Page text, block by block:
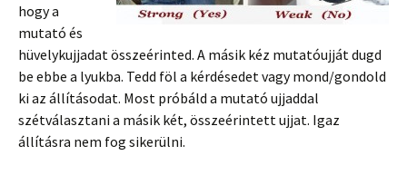
hogy a
mutató és
hüvelykujjadat összeérinted. A másik kéz mutatóujját dugd
be ebbe a lyukba. Tedd föl a kérdésedet vagy mond/gondold
ki az állításodat. Most próbáld a mutató ujjaddal
szétválasztani a másik két, összeérintett ujjat. Igaz
állításra nem fog sikerülni.